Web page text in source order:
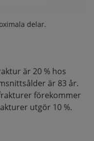
delar.
är 20 % hos
är 83 år.
förekommer
utgör 10 %.